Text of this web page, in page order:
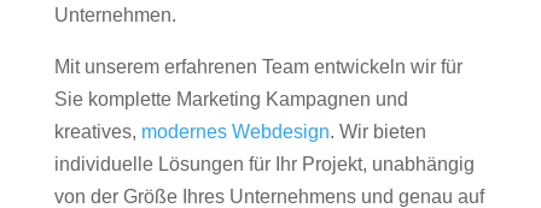
Unternehmen.
Mit unserem erfahrenen Team entwickeln wir für
Sie komplette Marketing Kampagnen und
kreatives, modernes Webdesign. Wir bieten
individuelle Lösungen für Ihr Projekt, unabhängig
von der Größe Ihres Unternehmens und genau auf